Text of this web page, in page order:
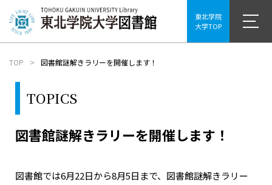
東北学院
大学TOP
TOP 図書館謎解きラリーを開催します！
TOPICS
図書館謎解きラリーを開催します！
図書館では6月22日から8月5日まで、図書館謎解きラリー